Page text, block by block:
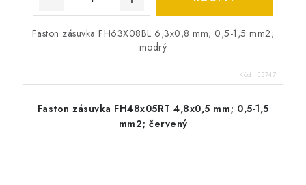
Faston zásuvka FH63X08BL 6,3x0,8 mm; 0,5-1,5 mm2;
modrý
Kód: E5747
Faston zásuvka FH48x05RT 4,8x0,5 mm; 0,5-1,5
mm2; červený